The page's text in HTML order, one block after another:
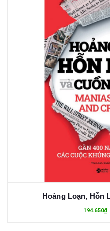
Hoảng Loạn, Hỗn
194.650₫